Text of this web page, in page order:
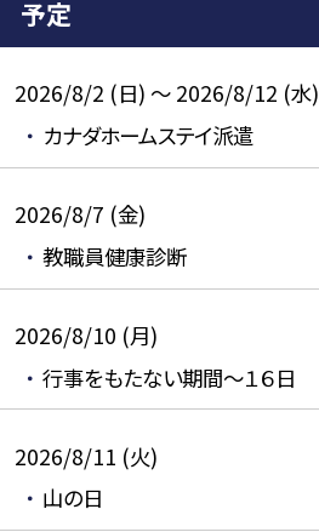
予定
2026/8/2 (日) ～ 2026/8/12 (水)
カナダホームステイ派遣
2026/8/7 (金)
教職員健康診断
2026/8/10 (月)
行事をもたない期間～１６日
2026/8/11 (火)
山の日